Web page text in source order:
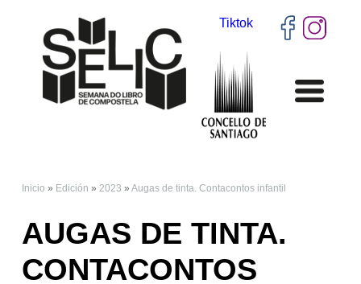
Tiktok
Inicio » Edición »2023 »Augas de tinta. Contacontos infantil
AUGAS DE TINTA.
CONTACONTOS